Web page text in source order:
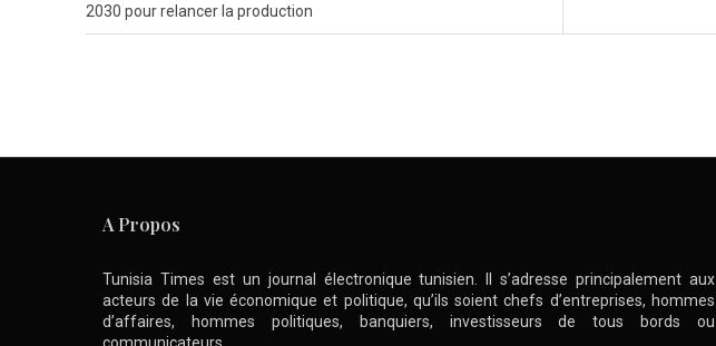
2030 pour relancer la production
A Propos
Tunisia Times est un journal électronique tunisien. Il s’adresse principalement aux
acteurs de la vie économique et politique, qu’ils soient chefs d’entreprises, hommes
d’affaires, hommes politiques, banquiers, investisseurs de tous bords ou
communicateurs .